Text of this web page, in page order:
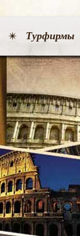
Турфирмы